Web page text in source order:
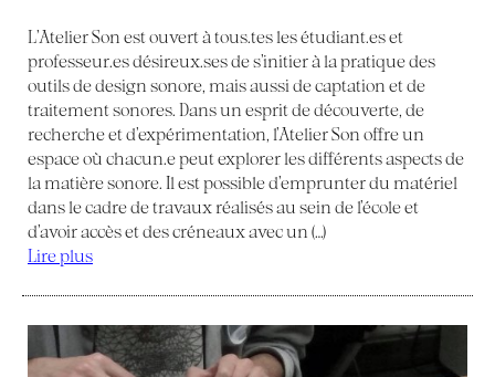
L’Atelier Son est ouvert à tous.tes les étudiant.es et
professeur.es désireux.ses de s’initier à la pratique des
outils de design sonore, mais aussi de captation et de
traitement sonores. Dans un esprit de découverte, de
recherche et d’expérimentation, l’Atelier Son offre un
espace où chacun.e peut explorer les différents aspects de
la matière sonore. Il est possible d’emprunter du matériel
dans le cadre de travaux réalisés au sein de l’école et
d’avoir accès et des créneaux avec un (…)
Lire plus